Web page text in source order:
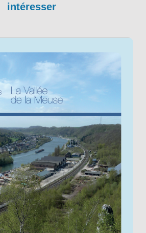
intéresser